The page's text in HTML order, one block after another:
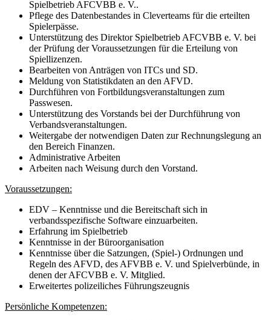
Spielbetrieb AFCVBB e. V..
Pflege des Datenbestandes in Cleverteams für die erteilten
Spielerpässe.
Unterstützung des Direktor Spielbetrieb AFCVBB e. V. bei
der Prüfung der Voraussetzungen für die Erteilung von
Spiellizenzen.
Bearbeiten von Anträgen von ITCs und SD.
Meldung von Statistikdaten an den AFVD.
Durchführen von Fortbildungsveranstaltungen zum
Passwesen.
Unterstützung des Vorstands bei der Durchführung von
Verbandsveranstaltungen.
Weitergabe der notwendigen Daten zur Rechnungslegung an
den Bereich Finanzen.
Administrative Arbeiten
Arbeiten nach Weisung durch den Vorstand.
Voraussetzungen:
EDV – Kenntnisse und die Bereitschaft sich in
verbandsspezifische Software einzuarbeiten.
Erfahrung im Spielbetrieb
Kenntnisse in der Büroorganisation
Kenntnisse über die Satzungen, (Spiel-) Ordnungen und
Regeln des AFVD, des AFVBB e. V. und Spielverbünde, in
denen der AFCVBB e. V. Mitglied.
Erweitertes polizeiliches Führungszeugnis
Persönliche Kompetenzen: